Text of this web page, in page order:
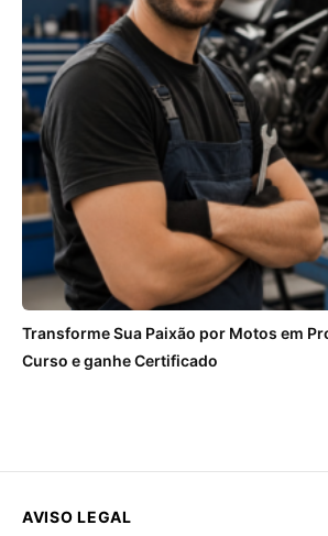
Transforme Sua Paixão por Motos em
Curso e ganhe Certificado
AVISO LEGAL